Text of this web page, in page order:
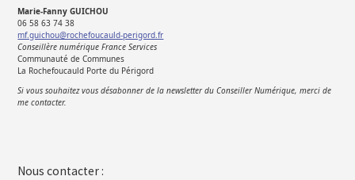
Marie-Fanny GUICHOU
06 58 63 74 38
mf.guichou@rochefoucauld-perigord.fr
Conseillère numérique France Services
Communauté de Communes
La Rochefoucauld Porte du Périgord
Si vous souhaitez vous désabonner de la newsletter du Conseiller Numérique, merci de
me contacter.
Nous contacter :